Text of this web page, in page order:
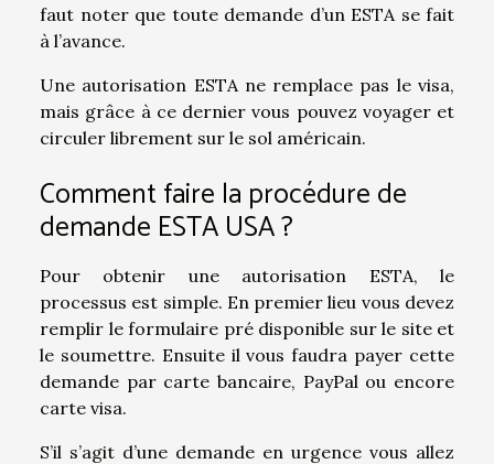
faut noter que toute demande d’un ESTA se fait
à l’avance.
Une autorisation ESTA ne remplace pas le visa,
mais grâce à ce dernier vous pouvez voyager et
circuler librement sur le sol américain.
Comment faire la procédure de
demande ESTA USA ?
Pour obtenir une autorisation ESTA, le
processus est simple. En premier lieu vous devez
remplir le formulaire pré disponible sur le site et
le soumettre. Ensuite il vous faudra payer cette
demande par carte bancaire, PayPal ou encore
carte visa.
S’il s’agit d’une demande en urgence vous allez